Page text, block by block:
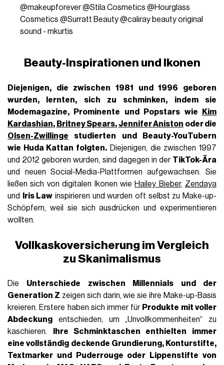
@makeupforever @Stila Cosmetics @Hourglass
Cosmetics @Surratt Beauty @caliray beautyoriginal
sound - mkurtis
Beauty-Inspirationen und Ikonen
Diejenigen, die zwischen 1981 und 1996 geboren
wurden, lernten, sich zu schminken, indem sie
Modemagazine, Prominente und Popstars wie
Kim
Kardashian, Britney Spears, Jennifer Aniston oder die
Olsen-Zwillinge studierten und Beauty-YouTubern
wie Huda Kattan folgten. Diejenigen, die zwischen 1997
und 2012 geboren wurden, sind dagegen in der TikTok-Ära
und neuen Social-Media-Plattformen aufgewachsen. Sie
ließen sich von digitalen Ikonen wie Hailey Bieber, Zendaya
und
Iris Law inspirieren und wurden oft selbst zu Make-up-
Schöpfern, weil sie sich ausdrücken und experimentieren
wollten.
Vollkaskoversicherung im Vergleich
zu Skanimalismus
Die Unterschiede zwischen Millennials und der
Generation Z zeigen sich darin, wie sie ihre Make-up-Basis
kreieren. Erstere haben sich immer für Produkte mit voller
Abdeckung entschieden, um „Unvollkommenheiten“ zu
kaschieren.
Ihre Schminktaschen enthielten immer
eine vollständig deckende Grundierung, Konturstifte,
Textmarker und Puderrouge oder Lippenstifte von